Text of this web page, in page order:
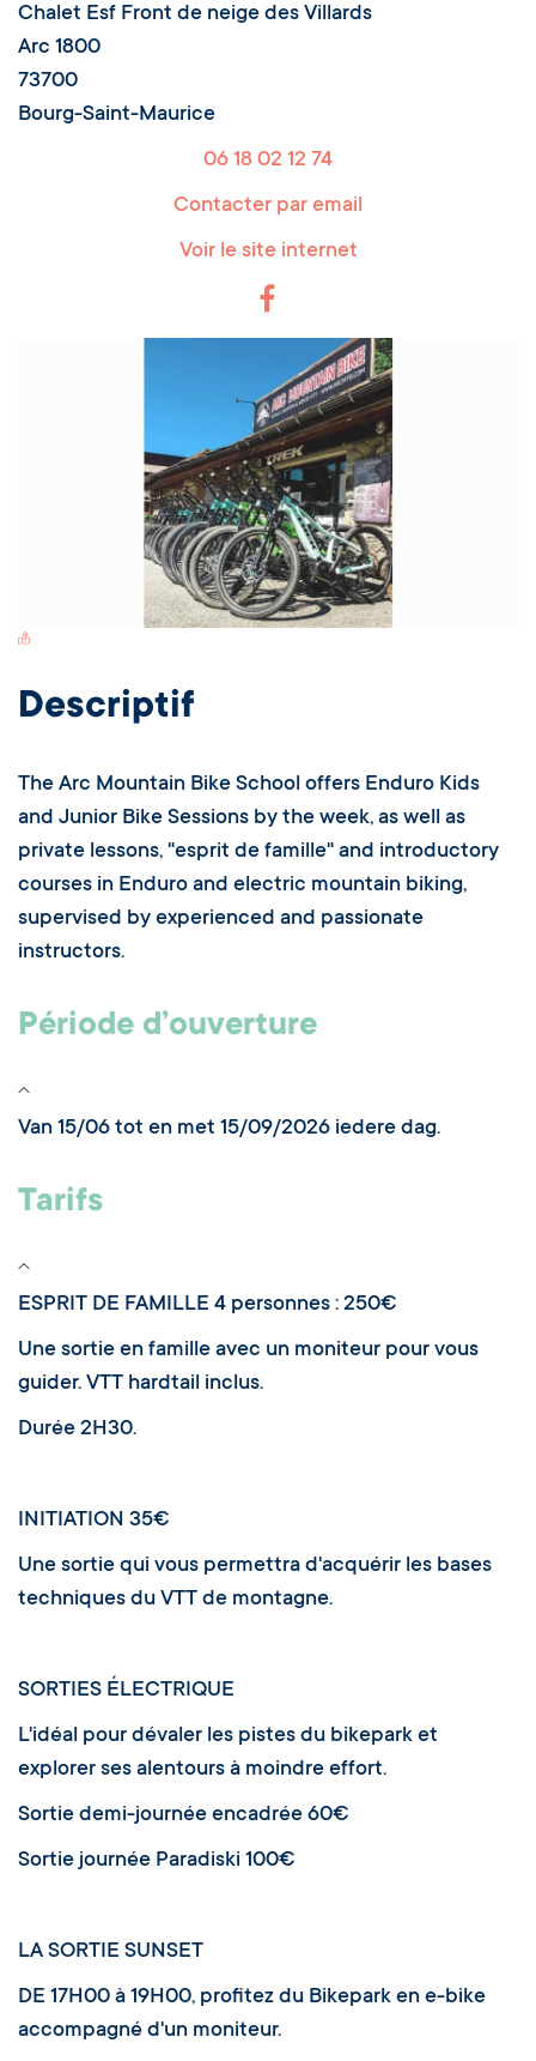
Chalet Esf Front de neige des Villards
Arc 1800
73700
Bourg-Saint-Maurice
06 18 02 12 74
Contacter par email
Voir le site internet
Switch Carte/Photos
Descriptif
The Arc Mountain Bike School offers Enduro Kids
and Junior Bike Sessions by the week, as well as
private lessons, "esprit de famille" and introductory
courses in Enduro and electric mountain biking,
supervised by experienced and passionate
instructors.
Période d’ouverture
Van 15/06 tot en met 15/09/2026 iedere dag.
Tarifs
ESPRIT DE FAMILLE 4 personnes : 250€
Une sortie en famille avec un moniteur pour vous
guider. VTT hardtail inclus.
Durée 2H30.
INITIATION 35€
Une sortie qui vous permettra d'acquérir les bases
techniques du VTT de montagne.
SORTIES ÉLECTRIQUE
L'idéal pour dévaler les pistes du bikepark et
explorer ses alentours à moindre effort.
Sortie demi-journée encadrée 60€
Sortie journée Paradiski 100€
LA SORTIE SUNSET
DE 17H00 à 19H00, profitez du Bikepark en e-bike
accompagné d'un moniteur.